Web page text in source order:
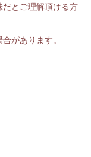
とご理解頂ける方
があります。